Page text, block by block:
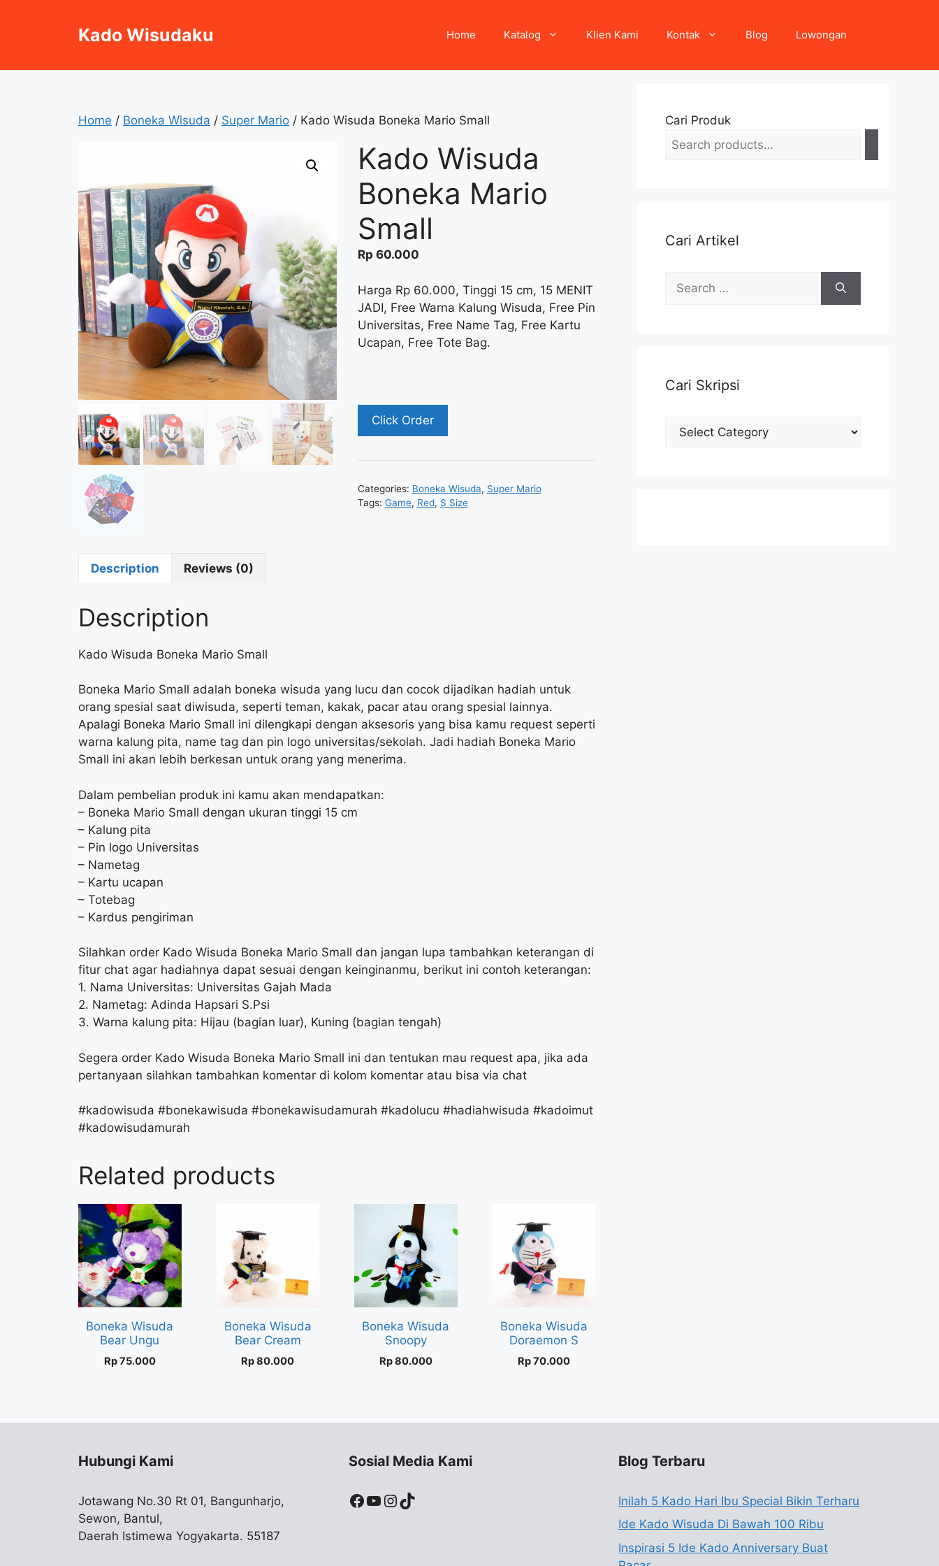
Kado Wisudaku Home Katalog Klien Kami Kontak Blog Lowongan
Home / Boneka Wisuda / Super Mario / Kado Wisuda Boneka Mario Small
Kado Wisuda
Boneka Mario
Small
Rp 60.000
Harga Rp 60.000, Tinggi 15 cm, 15 MENIT
JADI, Free Warna Kalung Wisuda, Free Pin
Universitas, Free Name Tag, Free Kartu
Ucapan, Free Tote Bag.
Click Order
Categories: Boneka Wisuda, Super Mario
Tags: Game, Red, S Size
Description Reviews (0)
Description
Kado Wisuda Boneka Mario Small
Boneka Mario Small adalah boneka wisuda yang lucu dan cocok dijadikan hadiah untuk
orang spesial saat diwisuda, seperti teman, kakak, pacar atau orang spesial lainnya.
Apalagi Boneka Mario Small ini dilengkapi dengan aksesoris yang bisa kamu request seperti
warna kalung pita, name tag dan pin logo universitas/sekolah. Jadi hadiah Boneka Mario
Small ini akan lebih berkesan untuk orang yang menerima.
Dalam pembelian produk ini kamu akan mendapatkan:
– Boneka Mario Small dengan ukuran tinggi 15 cm
– Kalung pita
– Pin logo Universitas
– Nametag
– Kartu ucapan
– Totebag
– Kardus pengiriman
Silahkan order Kado Wisuda Boneka Mario Small dan jangan lupa tambahkan keterangan di
fitur chat agar hadiahnya dapat sesuai dengan keinginanmu, berikut ini contoh keterangan:
1. Nama Universitas: Universitas Gajah Mada
2. Nametag: Adinda Hapsari S.Psi
3. Warna kalung pita: Hijau (bagian luar), Kuning (bagian tengah)
Segera order Kado Wisuda Boneka Mario Small ini dan tentukan mau request apa, jika ada
pertanyaan silahkan tambahkan komentar di kolom komentar atau bisa via chat
#kadowisuda #bonekawisuda #bonekawisudamurah #kadolucu #hadiahwisuda #kadoimut
#kadowisudamurah
Related products
Boneka Wisuda
Bear Ungu
Rp75.000
Boneka Wisuda
Bear Cream
Rp80.000
Boneka Wisuda
Snoopy
Rp80.000
Boneka Wisuda
Doraemon S
Rp70.000
Cari Produk
Cari Artikel
Search
for:
Cari Skripsi
Cari
Hubungi Kami
Jotawang No.30 Rt 01, Bangunharjo,
Sewon, Bantul,
Daerah Istimewa Yogyakarta. 55187
Sosial Media Kami
Facebook
YouTube
Instagram
TikTok
Blog Terbaru
Inilah 5 Kado Hari Ibu Special Bikin Terharu
Ide Kado Wisuda Di Bawah 100 Ribu
Inspirasi 5 Ide Kado Anniversary Buat